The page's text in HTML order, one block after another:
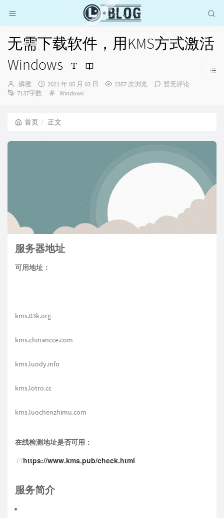
无需下载软件，用KMS方式激活
Windows
博
主：
磷雅
发
布
2021 年 05 月 03 日 2357 次浏览
暂无评论
7137字数
分
Windows
首页 正文
服务器地址
可用地址：
kms.03k.org
kms.chinancce.com
kms.luody.info
kms.lotro.cc
kms.luochenzhimu.com
在线检测地址是否可用：
https://www.kms.pub/check.html
服务简介